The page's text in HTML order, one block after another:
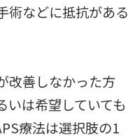
術などに抵抗がある
改善しなかった方
いは希望していても
療法は選択肢の1